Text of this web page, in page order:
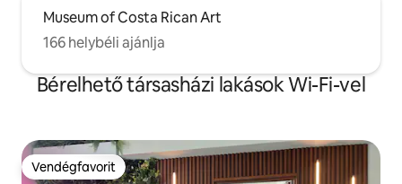
Museum of Costa Rican Art
166 helybéli ajánlja
Bérelhető társasházi lakások Wi-Fi-vel
Vendégfavorit
Vendégfavorit